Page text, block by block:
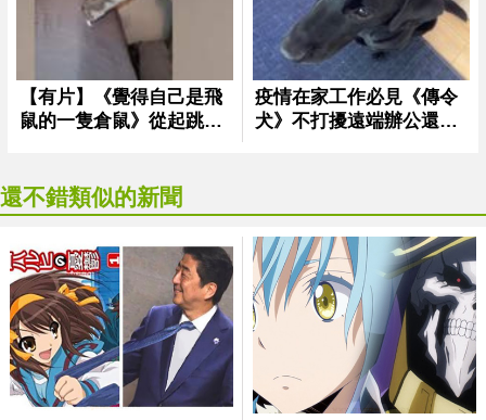
還不錯類似的新聞